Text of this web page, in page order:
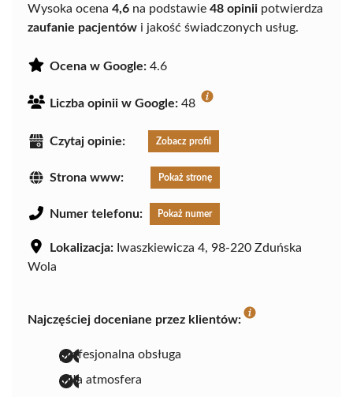
Wysoka ocena 4,6 na podstawie 48 opinii potwierdza
zaufanie pacjentów i jakość świadczonych usług.
Ocena w Google: 4.6
Liczba opinii w Google: 48
Czytaj opinie: Zobacz profil
Strona www: Pokaż stronę
Numer telefonu: Pokaż numer
Lokalizacja: Iwaszkiewicza 4, 98-220 Zduńska
Wola
Najczęściej doceniane przez klientów:
profesjonalna obsługa
miła atmosfera